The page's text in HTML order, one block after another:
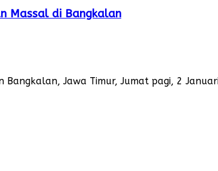
Massal di Bangkalan
Jawa Timur, Jumat pagi, 2